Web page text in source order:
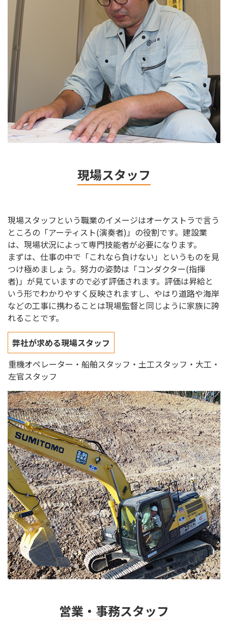
現場スタッフ
現場スタッフという職業のイメージはオーケストラで言う
ところの「アーティスト(演奏者)」の役割です。建設業
は、現場状況によって専門技能者が必要になります。
まずは、仕事の中で「これなら負けない」というものを見
つけ極めましょう。努力の姿勢は「コンダクター(指揮
者)」が見ていますので必ず評価されます。評価は昇給と
いう形でわかりやすく反映されますし、やはり道路や海岸
などの工事に携わることは現場監督と同じように家族に誇
れることです。
弊社が求める現場スタッフ
重機オペレーター・船舶スタッフ・土工スタッフ・大工・
左官スタッフ
営業・事務スタッフ